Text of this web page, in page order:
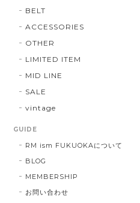
BELT
ACCESSORIES
OTHER
LIMITED ITEM
MID LINE
SALE
vintage
GUIDE
RM ism FUKUOKAについて
BLOG
MEMBERSHIP
お問い合わせ